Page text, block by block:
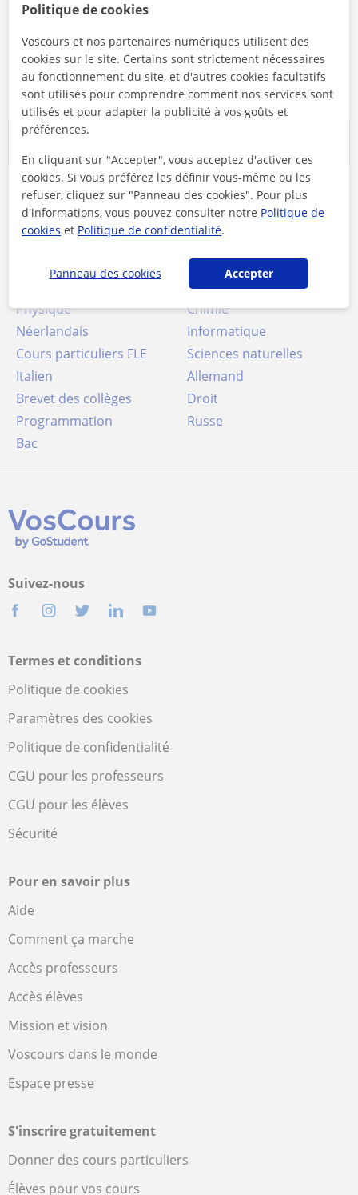
Le délai de réponse de nos professeurs
Soutien scolaire
Collège
Lycée
Université
Cours de conversation
Français
Espagnol
Physique
Chimie
Néerlandais
Informatique
Cours particuliers FLE
Sciences naturelles
Italien
Allemand
Brevet des collèges
Droit
Programmation
Russe
Bac
Suivez-nous
Termes et conditions
Politique de cookies
Paramètres des cookies
Politique de confidentialité
CGU pour les professeurs
CGU pour les élèves
Sécurité
Pour en savoir plus
Aide
Comment ça marche
Accès professeurs
Accès élèves
Mission et vision
Voscours dans le monde
Espace presse
S'inscrire gratuitement
Donner des cours particuliers
Élèves pour vos cours
Politique de cookies
Voscours et nos partenaires numériques utilisent des
cookies sur le site. Certains sont strictement nécessaires
au fonctionnement du site, et d'autres cookies facultatifs
sont utilisés pour comprendre comment nos services sont
utilisés et pour adapter la publicité à vos goûts et
préférences.
En cliquant sur "Accepter", vous acceptez d'activer ces
cookies. Si vous préférez les définir vous-même ou les
refuser, cliquez sur "Panneau des cookies". Pour plus
d'informations, vous pouvez consulter notre Politique de
cookies et Politique de confidentialité.
Panneau des cookies Accepter